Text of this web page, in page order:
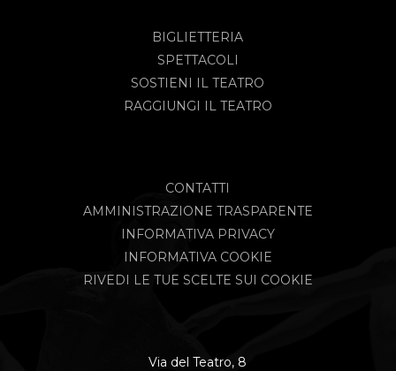
BIGLIETTERIA
SPETTACOLI
SOSTIENI IL TEATRO
RAGGIUNGI IL TEATRO
CONTATTI
AMMINISTRAZIONE TRASPARENTE
INFORMATIVA PRIVACY
INFORMATIVA COOKIE
RIVEDI LE TUE SCELTE SUI COOKIE
Via del Teatro, 8